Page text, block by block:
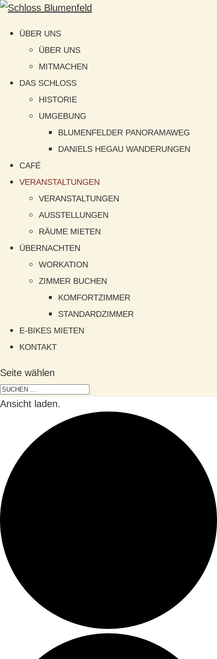
ÜBER UNS
ÜBER UNS
MITMACHEN
DAS SCHLOSS
HISTORIE
UMGEBUNG
BLUMENFELDER PANORAMAWEG
DANIELS HEGAU WANDERUNGEN
CAFÉ
VERANSTALTUNGEN
VERANSTALTUNGEN
AUSSTELLUNGEN
RÄUME MIETEN
ÜBERNACHTEN
WORKATION
ZIMMER BUCHEN
KOMFORTZIMMER
STANDARDZIMMER
E-BIKES MIETEN
KONTAKT
Seite wählen
Ansicht laden.